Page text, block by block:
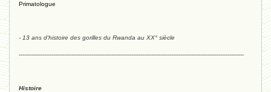
Primatologue
- 13 ans d'histoire des gorilles du Rwanda au XX° siècle
----------------------------------------------------------------------------------------------------------------------------
Histoire